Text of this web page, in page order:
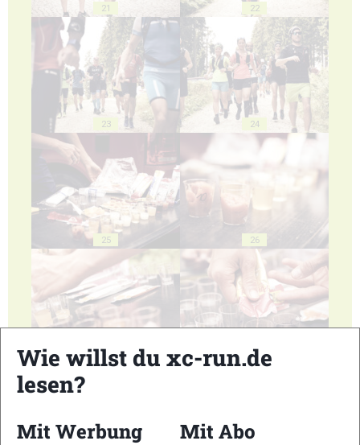
21 22
23 24
25 26
27 28
Wie willst du xc-run.de
lesen?
Mit Werbung
Mit Abo